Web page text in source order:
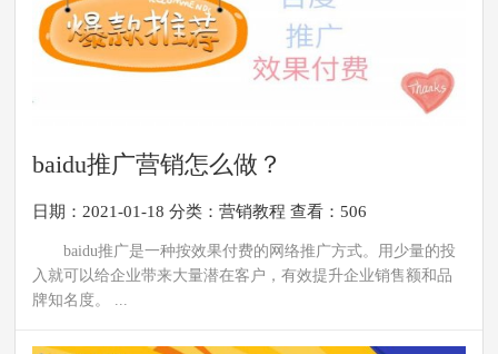
baidu推广营销怎么做？
日期：2021-01-18 分类：营销教程 查看：506
baidu推广是一种按效果付费的网络推广方式。用少量的投
入就可以给企业带来大量潜在客户，有效提升企业销售额和品
牌知名度。 ...